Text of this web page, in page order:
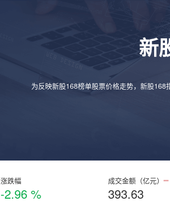
新
为反映新股168榜单股票价格走势，新股168
涨跌幅
-2.96 %
成交金额（亿元）
393.63